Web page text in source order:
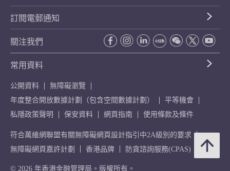
訂閱電郵通知
關注我們
常用資料
公開資料
無障礙瀏覽
年度整合開放數據計劃（包含空間數據計劃）
平等機會
私隱政策聲明
保安資料 網頁指南 使用條款及條件
符合萬維網聯盟有關無障礙網頁設計指引中2A級別的要求
無障礙網頁嘉許計劃
香港品牌 防貪諮詢服務(CPAS)
© 2026 年香港金融管理局。版權所有。